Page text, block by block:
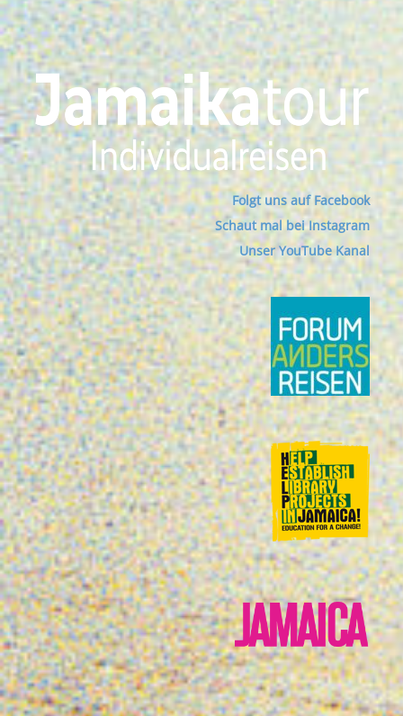
Folgt uns auf Facebook
Schaut mal bei Instagram
Unser YouTube Kanal